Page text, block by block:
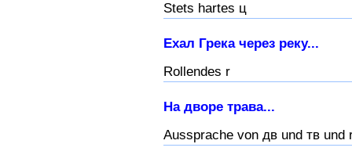
Stets hartes ц
Ехал Грека через реку...
Rollendes r
На дворе трава...
Aussprache von дв und тв und